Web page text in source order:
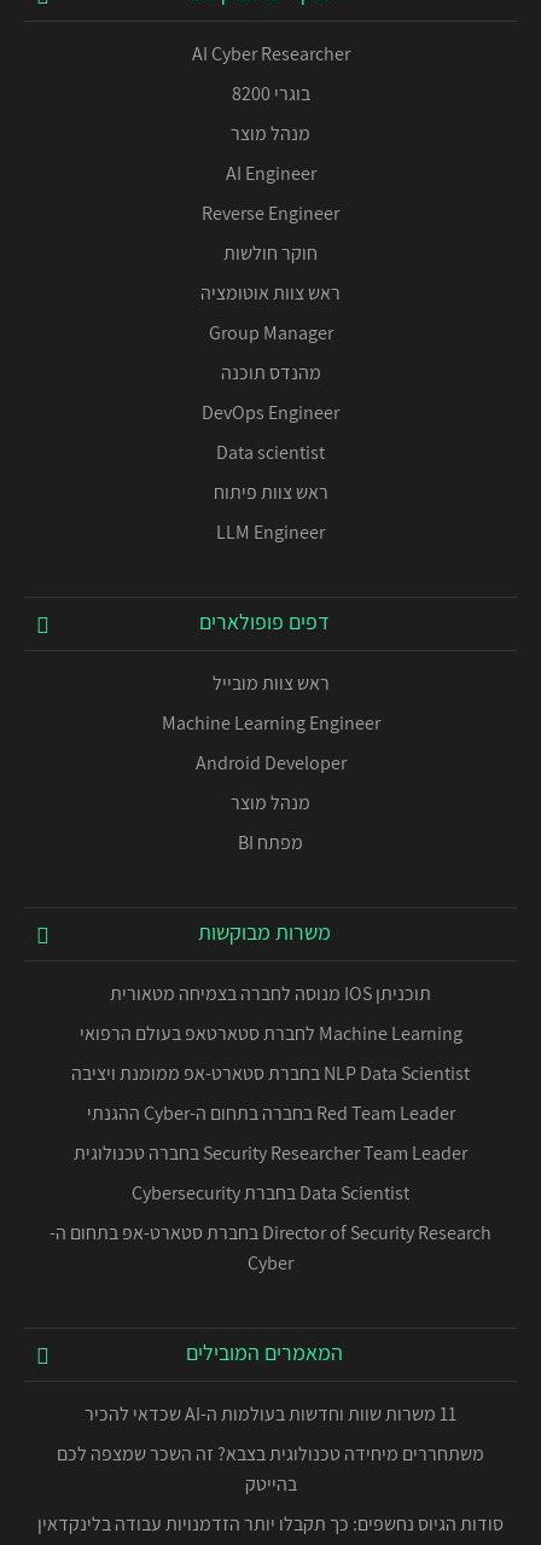
AI Cyber Researcher
בוגרי 8200
מנהל מוצר
AI Engineer
Reverse Engineer
חוקר חולשות
ראש צוות אוטומציה
Group Manager
מהנדס תוכנה
DevOps Engineer
Data scientist
ראש צוות פיתוח
LLM Engineer
דפים פופולארים
ראש צוות מובייל
Machine Learning Engineer
Android Developer
מנהל מוצר
מפתח BI
משרות מבוקשות
תוכניתן IOS מנוסה לחברה בצמיחה מטאורית
Machine Learning לחברת סטארטאפ בעולם הרפואי
NLP Data Scientist בחברת סטארט-אפ ממומנת ויציבה
Red Team Leader בחברה בתחום ה-Cyber ההגנתי
Security Researcher Team Leader בחברה טכנולוגית
Data Scientist בחברת Cybersecurity
Director of Security Research בחברת סטארט-אפ בתחום ה-
Cyber
המאמרים המובילים
11 משרות שוות וחדשות בעולמות ה-AI שכדאי להכיר
משתחררים מיחידה טכנולוגית בצבא? זה השכר שמצפה לכם
בהייטק
סודות הגיוס נחשפים: כך תקבלו יותר הזדמנויות עבודה בלינקדאין